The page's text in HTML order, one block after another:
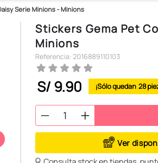
Serie Minions - Minions
Stickers Gema Pet
Minions
Referencia: 2016889110103
S/9.90 28
Ver